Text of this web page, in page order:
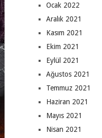
Ocak 2022
Aralık 2021
Kasım 2021
Ekim 2021
Eylül 2021
Ağustos 2021
Temmuz 2021
Haziran 2021
Mayıs 2021
Nisan 2021